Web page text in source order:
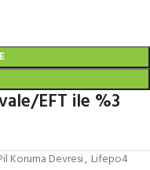
EFT ile %3
Koruma Devresi, Lifepo4